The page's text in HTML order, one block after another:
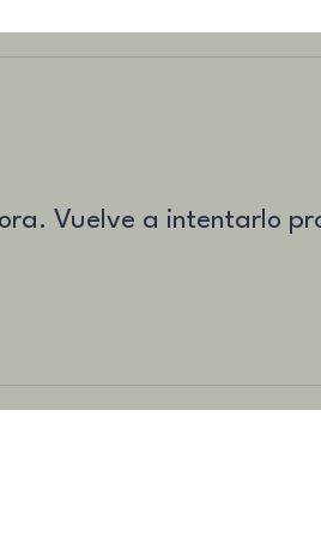
Vuelve a intentarlo